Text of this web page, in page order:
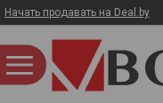
Начать продавать на Deal.by